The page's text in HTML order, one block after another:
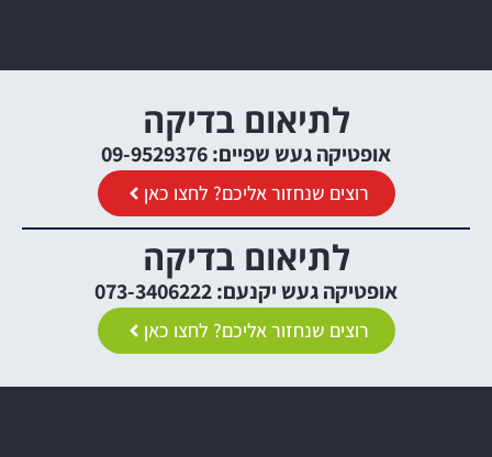
לתיאום בדיקה
אופטיקה געש שפיים: 09-9529376
רוצים שנחזור אליכם? לחצו כאן
לתיאום בדיקה
אופטיקה געש יקנעם: 073-3406222
רוצים שנחזור אליכם? לחצו כאן